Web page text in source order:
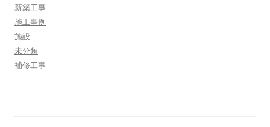
新築工事
施工事例
施設
未分類
補修工事